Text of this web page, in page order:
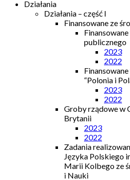
Działania
Działania – część I
Finansowane ze
publicznego
2023
2022
“Polonia i
2023
2022
Groby rządowe w
Brytanii
2023
2022
Zadania
Języka Polskiego
Marii Kolbego ze
i Nauki